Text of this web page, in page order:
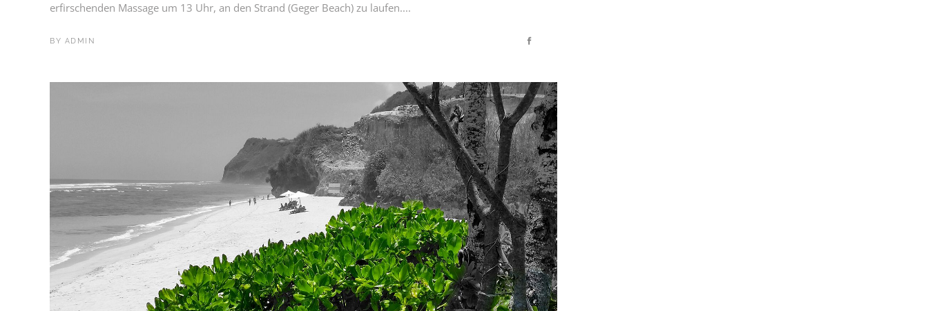
erfirschenden Massage um 13 Uhr, an den Strand (Geger Beach) zu laufen....
BY ADMIN